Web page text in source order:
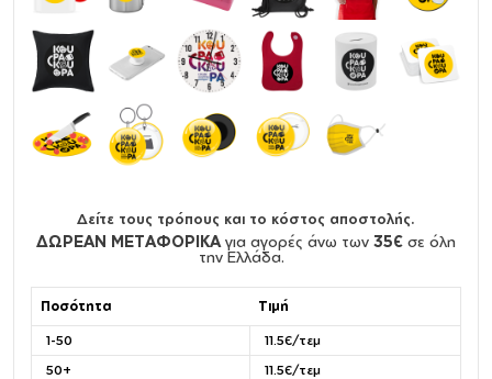
Δείτε τους τρόπους και το κόστος αποστολής.
ΔΩΡΕΑΝ ΜΕΤΑΦΟΡΙΚΑ για αγορές άνω των 35€ σε όλη
την Ελλάδα.
Ποσότητα Τιμή
1-50
11.5€/τεμ
50+
11.5€/τεμ